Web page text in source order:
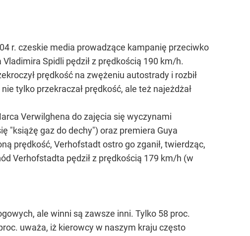
r. czeskie media prowadzące kampanię przeciwko
Spidli pędził z prędkością 190 km/h.
prędkość na zwężeniu autostrady i rozbił
tylko przekraczał prędkość, ale też najeżdżał
Verwilghena do zajęcia się wyczynami
"książę gaz do dechy") oraz premiera Guya
prędkość, Verhofstadt ostro go zganił, twierdząc,
Verhofstadta pędził z prędkością 179 km/h (w
ale winni są zawsze inni. Tylko 58 proc.
uważa, iż kierowcy w naszym kraju często